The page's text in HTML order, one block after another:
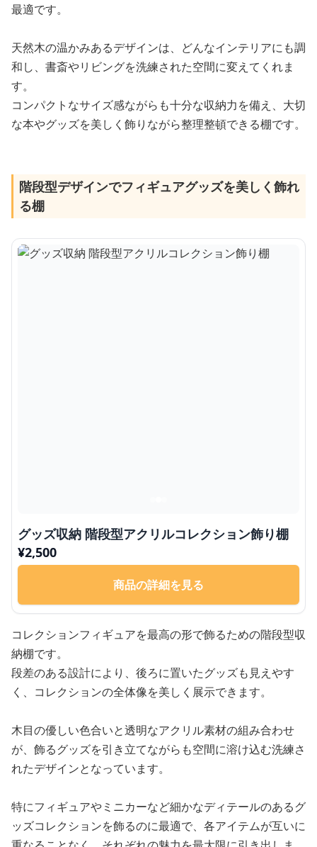
最適です。
天然木の温かみあるデザインは、どんなインテリアにも調
和し、書斎やリビングを洗練された空間に変えてくれま
す。
コンパクトなサイズ感ながらも十分な収納力を備え、大切
な本やグッズを美しく飾りながら整理整頓できる棚です。
階段型デザインでフィギュアグッズを美しく飾れ
る棚
グッズ収納 階段型アクリルコレクション飾り棚
¥2,500
商品の詳細を見る
コレクションフィギュアを最高の形で飾るための階段型収
納棚です。
段差のある設計により、後ろに置いたグッズも見えやす
く、コレクションの全体像を美しく展示できます。
木目の優しい色合いと透明なアクリル素材の組み合わせ
が、飾るグッズを引き立てながらも空間に溶け込む洗練さ
れたデザインとなっています。
特にフィギュアやミニカーなど細かなディテールのあるグ
ッズコレクションを飾るのに最適で、各アイテムが互いに